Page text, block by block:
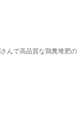
さんで高品質な鶏糞堆肥の